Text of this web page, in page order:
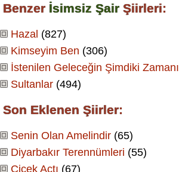
Benzer İsimsiz Şair Şiirleri:
Hazal (827)
Kimseyim Ben (306)
İstenilen Geleceğin Şimdiki Zamanı
Sultanlar (494)
Son Eklenen Şiirler:
Senin Olan Amelindir (65)
Diyarbakır Terennümleri (55)
Çiçek Açtı (67)